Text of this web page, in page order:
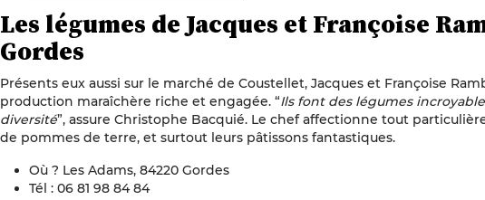
Les légumes de Jacques et Françoise
Gordes
Présents eux aussi sur le marché de Coustellet, Jacques et Françoise
production maraîchère riche et engagée. “Ils font des légumes
diversité”, assure Christophe Bacquié. Le chef affectionne tout
de pommes de terre, et surtout leurs pâtissons fantastiques.
Où ? Les Adams, 84220 Gordes
Tél : 06 81 98 84 84